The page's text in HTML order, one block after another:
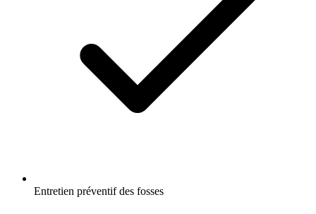
Entretien préventif des fosses